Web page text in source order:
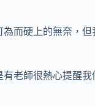
而硬上的無奈，
老師很熱心提醒